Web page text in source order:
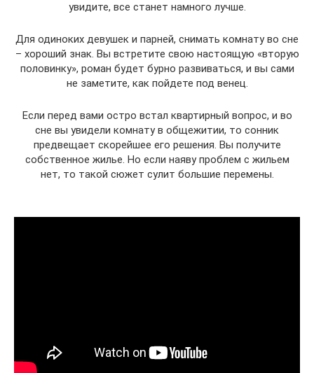
увидите, все станет намного лучше.
Для одиноких девушек и парней, снимать комнату во сне
– хороший знак. Вы встретите свою настоящую «вторую
половинку», роман будет бурно развиваться, и вы сами
не заметите, как пойдете под венец.
Если перед вами остро встал квартирный вопрос, и во
сне вы увидели комнату в общежитии, то сонник
предвещает скорейшее его решения. Вы получите
собственное жилье. Но если наяву проблем с жильем
нет, то такой сюжет сулит большие перемены.